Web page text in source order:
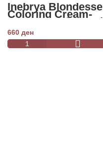
Inebrya Blondesse
Coloring Cream-
Toner -Pearl 100ml
660 ден